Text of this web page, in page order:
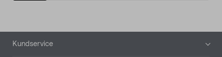
Sidfot
Kundservice